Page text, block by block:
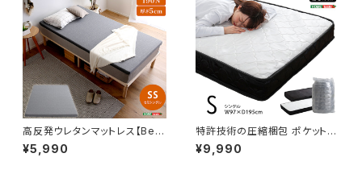
高反発ウレタンマットレス【Bele
za5-ベレーザ・ファイブ-】(セミ
シングル) ORM-05SS
¥5,990
特許技術の圧縮梱包 ポケットコ
イルマットレス(シングル) SRM
-01S
¥9,990